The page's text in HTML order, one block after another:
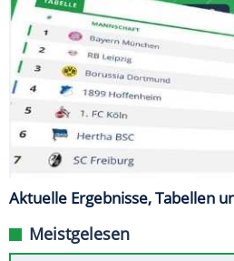
Aktuelle Ergebnisse, Tabellen
Meistgelesen